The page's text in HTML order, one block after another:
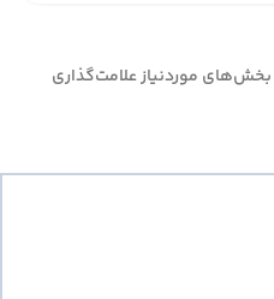
بخش‌های موردنیاز علامت‌گذاری